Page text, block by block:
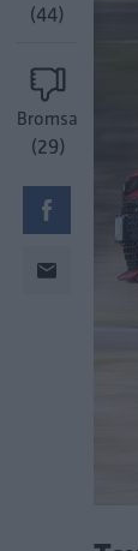
(44)
Bromsa
(29)